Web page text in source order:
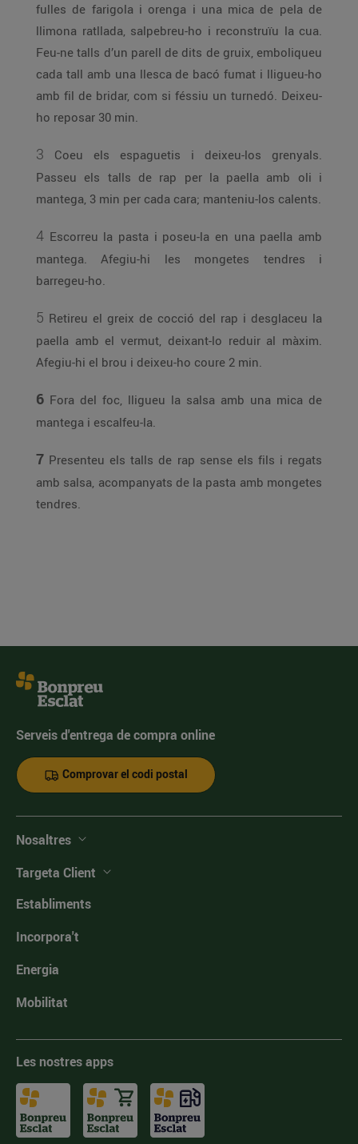
fulles de farigola i orenga i una mica de pela de
llimona ratllada, salpebreu-ho i reconstruïu la cua.
Feu-ne talls d’un parell de dits de gruix, emboliqueu
cada tall amb una llesca de bacó fumat i lligueu-ho
amb fil de bridar, com si féssiu un turnedó. Deixeu-
ho reposar 30 min.
3 Coeu els espaguetis i deixeu-los grenyals.
Passeu els talls de rap per la paella amb oli i
mantega, 3 min per cada cara; manteniu-los calents.
4 Escorreu la pasta i poseu-la en una paella amb
mantega. Afegiu-hi les mongetes tendres i
barregeu-ho.
5 Retireu el greix de cocció del rap i desglaceu la
paella amb el vermut, deixant-lo reduir al màxim.
Afegiu-hi el brou i deixeu-ho coure 2 min.
6 Fora del foc, lligueu la salsa amb una mica de
mantega i escalfeu-la.
7 Presenteu els talls de rap sense els fils i regats
amb salsa, acompanyats de la pasta amb mongetes
tendres.
Serveis d'entrega de compra online
Comprovar el codi postal
Nosaltres
Targeta Client
Establiments
Incorpora't
Energia
Mobilitat
Les nostres apps